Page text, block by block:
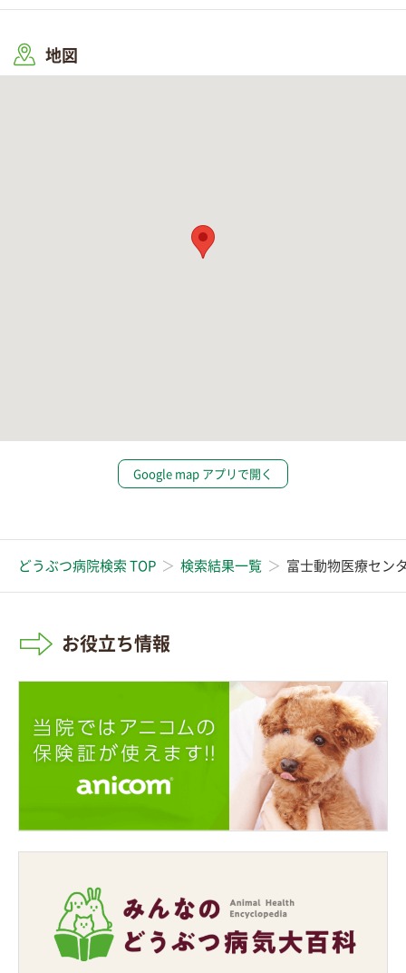
地図
Google map アプリで開く
どうぶつ病院検索 TOP 検索結果一覧 富士動物医療セン
お役立ち情報